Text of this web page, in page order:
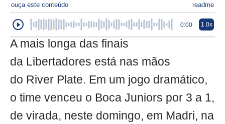
ouça este conteúdo readme
0:00 1.0x
A mais longa das finais
da Libertadores está nas mãos
do River Plate. Em um jogo dramático,
o time venceu o Boca Juniors por 3 a 1,
de virada, neste domingo, em Madri, na